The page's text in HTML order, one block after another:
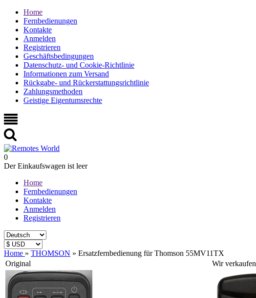
Home
Fernbedienungen
Kontakte
Anmelden
Registrieren
Geschäftsbedingungen
Datenschutz- und Cookie-Richtlinie
Informationen zum Versand
Rückgabe- und Rückerstattungsrichtlinie
Zahlungsmethoden
Geistige Eigentumsrechte
0
Der Einkaufswagen ist leer
Home
Fernbedienungen
Kontakte
Anmelden
Registrieren
Home » THOMSON » Ersatzfernbedienung für Thomson 55MV11TX
Original
Wir verkaufen